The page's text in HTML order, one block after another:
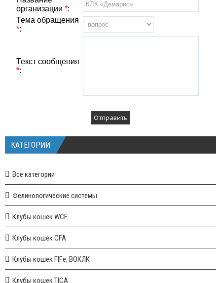
организации *:
Тема обращения
*:
Текст сообщения
*:
КАТЕГОРИИ
Все категории
Фелинологические системы
Клубы кошек WCF
Клубы кошек CFA
Клубы кошек FIFe, ВОКЛК
Клубы кошек TICA